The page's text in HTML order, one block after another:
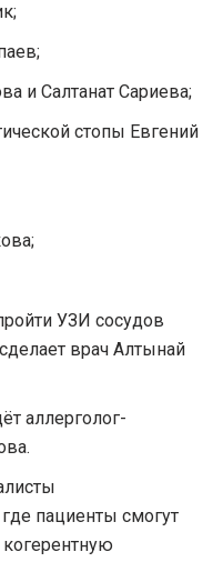
и Салтанат Сариева;
стопы Евгений
УЗИ сосудов
врач Алтынай
аллерголог-
пациенты смогут